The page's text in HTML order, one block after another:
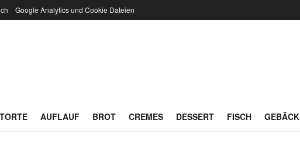
Google Analytics und Cookie Dateien
TORTE AUFLAUF BROT CREMES DESSERT FISCH GEBÄCK